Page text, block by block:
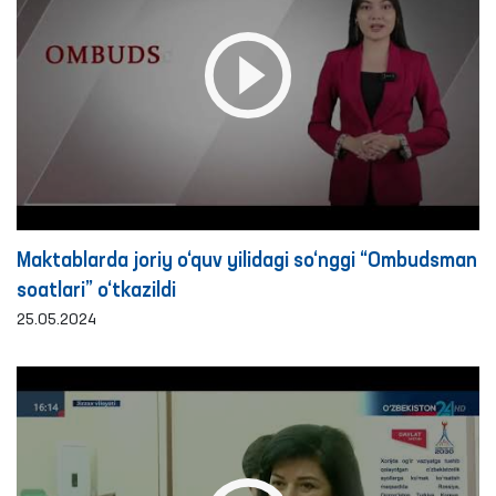
Maktablarda joriy o‘quv yilidagi so‘nggi “Ombudsman
soatlari” o‘tkazildi
25.05.2024